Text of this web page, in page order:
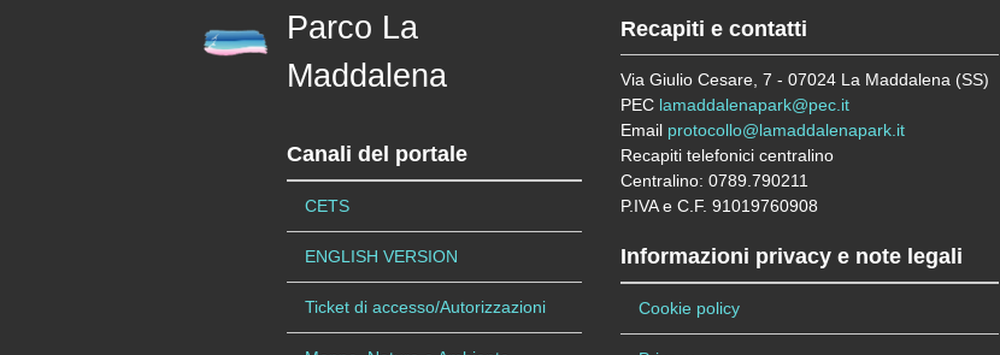
Parco La
Maddalena
Canali del portale
CETS
ENGLISH VERSION
Ticket di accesso/Autorizzazioni
Recapiti e contatti
Via Giulio Cesare, 7 - 07024 La Maddalena (SS)
PEC lamaddalenapark@pec.it
Email protocollo@lamaddalenapark.it
Recapiti telefonici centralino
Centralino: 0789.790211
P.IVA e C.F. 91019760908
Informazioni privacy e note legali
Cookie policy